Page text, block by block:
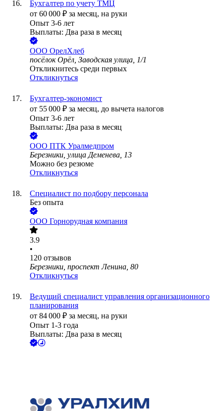
Бухгалтер по учету ТМЦ
от 60 000 ₽ за месяц, на руки
Опыт 3-6 лет
Выплаты: Два раза в месяц
ООО ОрелХлеб
посёлок Орёл, Заводская улица, 1/1
Откликнитесь среди первых
Откликнуться
Бухгалтер-экономист
от 55 000 ₽ за месяц, до вычета налогов
Опыт 3-6 лет
Выплаты: Два раза в месяц
ООО ПТК Уралмедпром
Березники, улица Деменева, 13
Можно без резюме
Откликнуться
Специалист по подбору персонала
Без опыта
ООО Горнорудная компания
3.9
•
120 отзывов
Березники, проспект Ленина, 80
Откликнуться
Ведущий специалист управления организационного
планирования
от 84 000 ₽ за месяц, на руки
Опыт 1-3 года
Выплаты: Два раза в месяц